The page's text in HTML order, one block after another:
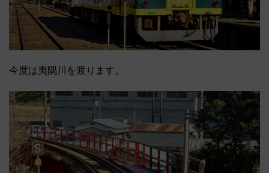
今度は夷隅川を渡ります。